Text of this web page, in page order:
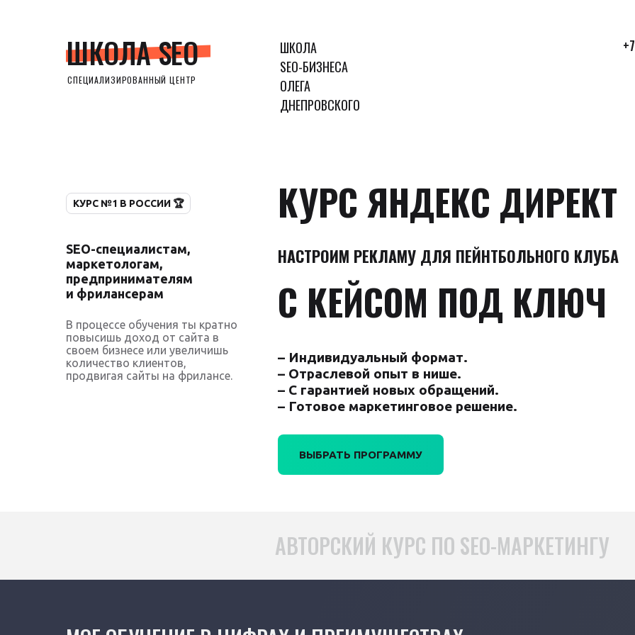
ШКОЛА SEO
СПЕЦИАЛИЗИРОВАННЫЙ ЦЕНТР
ШКОЛА
SEO-БИЗНЕСА
ОЛЕГА
ДНЕПРОВСКОГО
КУРС №1 В РОССИИ 🏆
SEO-специалистам,
маркетологам,
предпринимателям
и фрилансерам
В процессе обучения ты кратно
повысишь доход от сайта в
своем бизнесе или увеличишь
количество клиентов,
продвигая сайты на фрилансе.
КУРС ЯНДЕКС ДИРЕКТ
НАСТРОИМ РЕКЛАМУ ДЛЯ ПЕЙНТБОЛЬНОГО КЛУБА
С КЕЙСОМ ПОД КЛЮЧ
– Индивидуальный формат.
– Отраслевой опыт в нише.
– С гарантией новых обращений.
– Готовое маркетинговое решение.
ВЫБРАТЬ ПРОГРАММУ
АВТОРСКИЙ КУРС ПО SEO-МАРКЕТИНГУ